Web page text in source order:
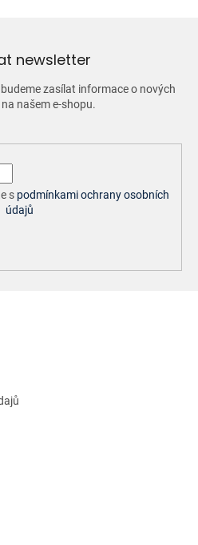
í
p
r
v
k
v
i
s
u
newsletter
zasílat informace o nových
našem e-shopu.
s podmínkami ochrany osobních
údajů